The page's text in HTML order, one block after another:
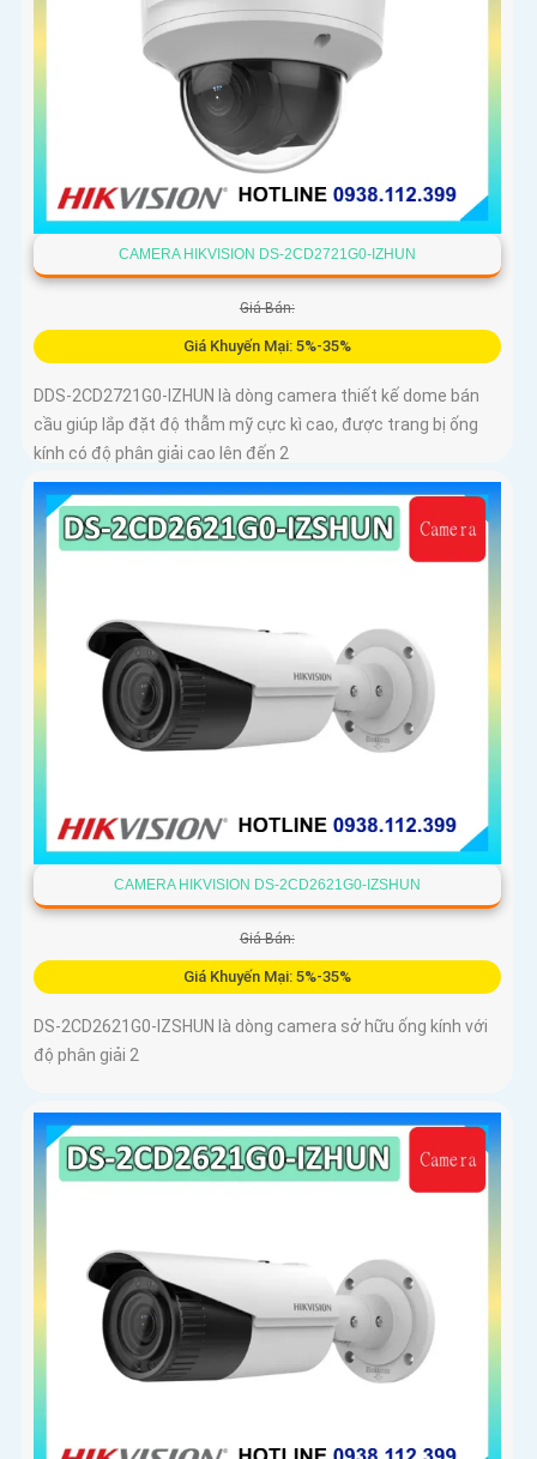
CAMERA HIKVISION DS-2CD2721G0-IZHUN
Giá Bán:
Giá Khuyến Mại: 5%-35%
DDS-2CD2721G0-IZHUN là dòng camera thiết kế dome bán
cầu giúp lắp đặt độ thẫm mỹ cực kì cao, được trang bị ống
kính có độ phân giải cao lên đến 2
CAMERA HIKVISION DS-2CD2621G0-IZSHUN
Giá Bán:
Giá Khuyến Mại: 5%-35%
DS-2CD2621G0-IZSHUN là dòng camera sở hữu ống kính với
độ phân giải 2